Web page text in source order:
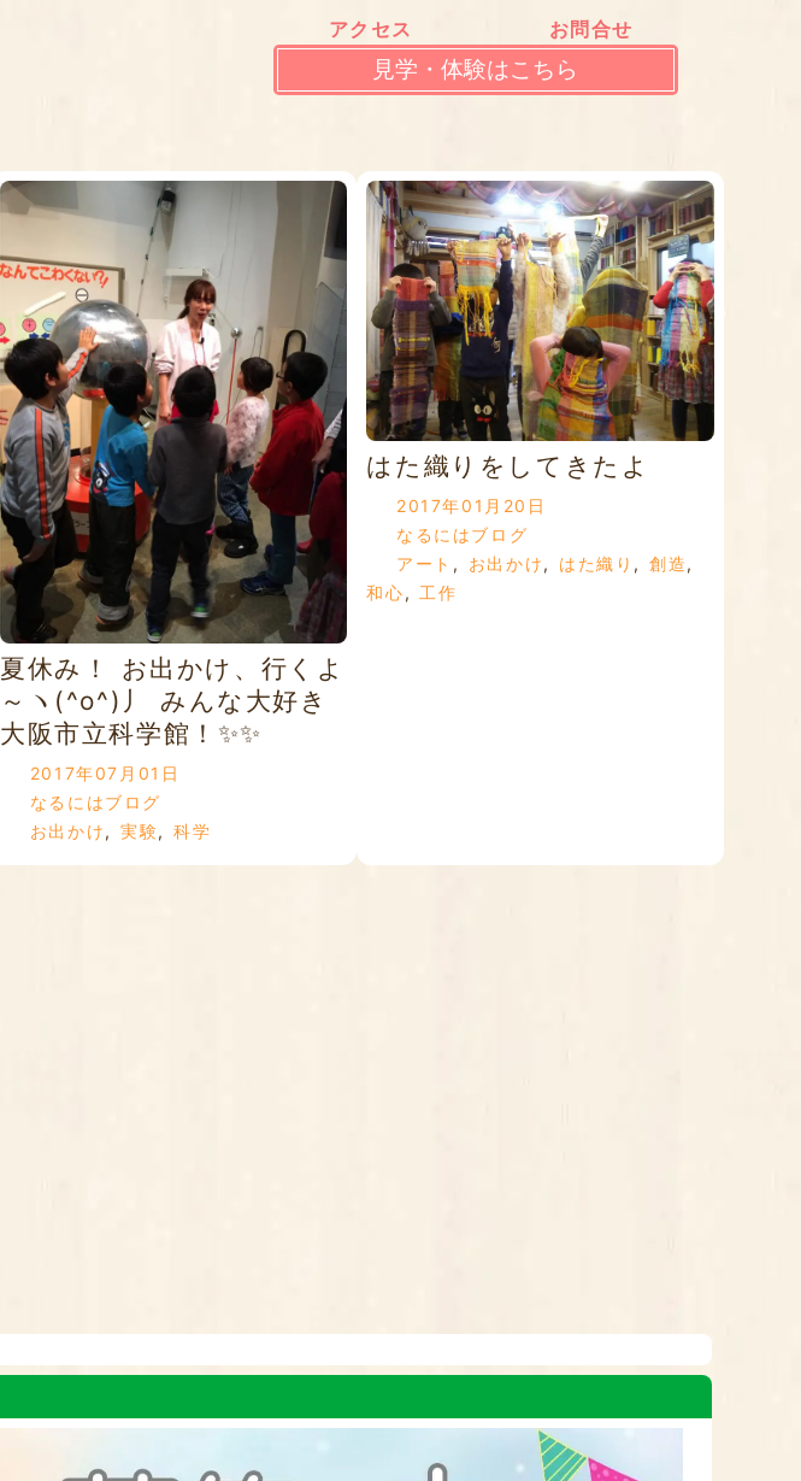
アクセス お問合せ
見学・体験はこちら
夏休み！ お出かけ、行くよ
～ヽ(^o^)丿 みんな大好き
大阪市立科学館！✨✨
2017年07月01日
なるにはブログ
お出かけ, 実験, 科学
はた織りをしてきたよ
2017年01月20日
なるにはブログ
アート , お出かけ, はた織り ,創造,
和心, 工作